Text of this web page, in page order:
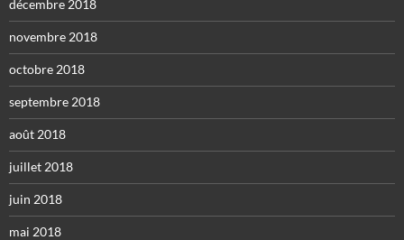
décembre 2018
novembre 2018
octobre 2018
septembre 2018
août 2018
juillet 2018
juin 2018
mai 2018